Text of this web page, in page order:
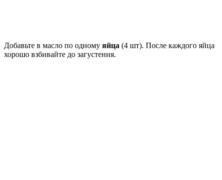
Добавьте в масло по одному яйца (4 шт). После каждого яйца
хорошо взбивайте до загустения.